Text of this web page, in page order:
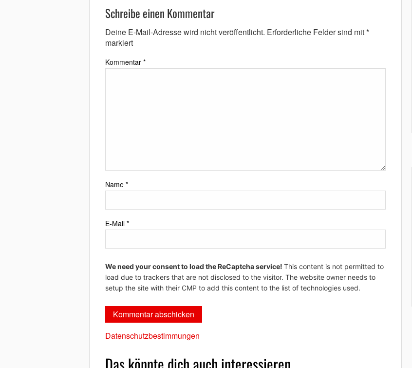
Schreibe einen Kommentar
Deine E-Mail-Adresse wird nicht veröffentlicht. Erforderliche Felder sind mit*
markiert
Kommentar *
Name *
E-Mail *
We need your consent to load the ReCaptcha service! This content is not permitted to
load due to trackers that are not disclosed to the visitor. The website owner needs to
setup the site with their CMP to add this content to the list of technologies used.
Datenschutzbestimmungen